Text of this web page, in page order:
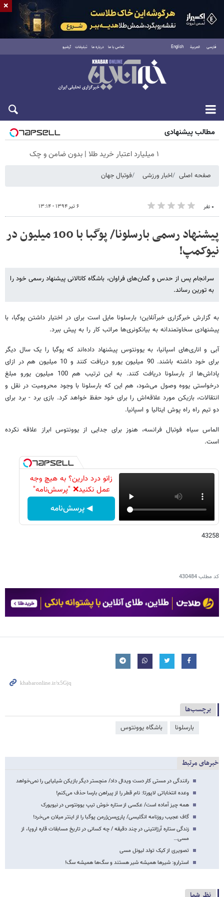
فارسی العربية English تماس با ما درباره ما تبلیغات آرشیو
جمعه ۱۶ مرداد ۱۴۰۵
مطالب پیشنهادی
۱ میلیارد اعتبار خرید طلا | بدون ضامن و چک
صفحه اصلی اخبار ورزشی فوتبال جهان
۰ نفر ۶ تیر ۱۳۹۴ - ۱۳:۱۴
پیشنهاد رسمی بارسلونا/ پوگبا با 100 میلیون در
نیوکمپ!
سرانجام پس از حدس و گمان‌های فراوان، باشگاه کاتالانی پیشنهاد رسمی خود را
به تورین رساند.
به گزارش خبرگزاری خبرآنلاین؛ بارسلونا مایل است برای در اختیار داشتن پوگبا، با
پیشنهادی سخاوتمندانه به بیانکونری‌ها مراتب کار را به پیش ببرد.
آبی و اناری‌های اسپانیا، به یوونتوس پیشنهاد داده‌اند که پوگبا را یک سال دیگر
برای خود داشته باشند. 90 میلیون یورو دریافت کنند و 10 میلیون هم در ازای
پاداش‌ها از بارسلونا دریافت کنند. به این ترتیب هم 100 میلیون یورو مبلغ
درخواستی یووه وصول می‌شود، هم این که بارسلونا با وجود محرومیت در نقل و
انتقالات، بازیکن مورد علاقه‌اش را برای خود حفظ خواهد کرد. بازی برد - برد برای
دو تیم راه راه پوش ایتالیا و اسپانیا.
الماس سیاه فوتبال فرانسه، هنوز برای جدایی از یوونتوس ابراز علاقه نکرده
است.
زانو درد دارین؟ به هیچ وجه
عمل نکنید❌ "پرسش‌نامه"
◀ پرسش‌نامه
43258
کد مطلب430484
برچسب‌ها
بارسلونا باشگاه یوونتوس
خبرهای مرتبط
رانندگی در مستی کار دست ویدال داد/ منچستر دیگر بازیکن شیلیایی را نمی‌خواهد
وعده انتخاباتی لاپورتا: نام قطر را از پیراهن بارسا حذف می‌کنم!
همه چیز آماده‌ است/ عکسی از ستاره خوش تیپ یوونتوس در نیویورک
گاف عجیب روزنامه انگلیسی/ پاری‌سن‌ژرمن پوگبا را از اینتر میلان می‌خرد!
زندگی ستاره آرژانتینی در چند دقیقه / چه کسانی در تاریخ مسابقات قاره اروپا، از
مسی…
تصویری از کیک تولد لیونل مسی
استرارو: شیرها همیشه شیر هستند و سگ‌ها همیشه سگ!
×